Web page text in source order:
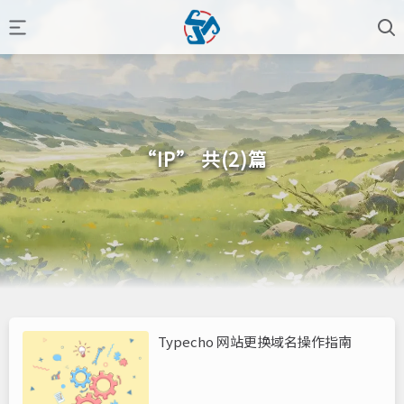
“IP” 共(2)篇
Typecho 网站更换域名操作指南